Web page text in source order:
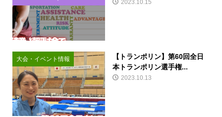
2023.10.15
大会・イベント情報
【トランポリン】第60回全日
本トランポリン選手権...
2023.10.13